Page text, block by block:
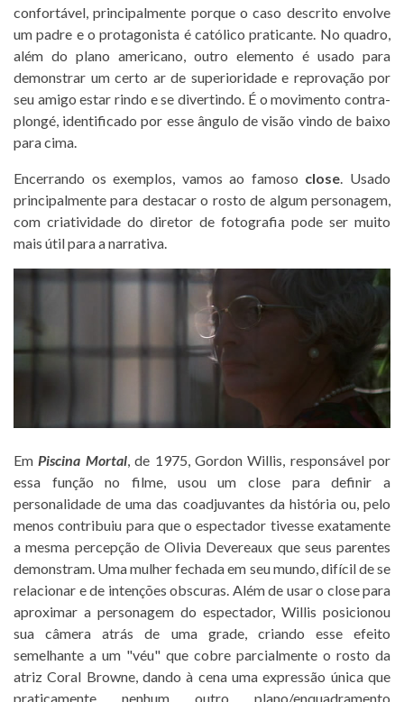
confortável, principalmente porque o caso descrito envolve
um padre e o protagonista é católico praticante. No quadro,
além do plano americano, outro elemento é usado para
demonstrar um certo ar de superioridade e reprovação por
seu amigo estar rindo e se divertindo. É o movimento contra-
plongé, identificado por esse ângulo de visão vindo de baixo
para cima.
Encerrando os exemplos, vamos ao famoso close. Usado
principalmente para destacar o rosto de algum personagem,
com criatividade do diretor de fotografia pode ser muito
mais útil para a narrativa.
EmPiscina Mortal, de 1975, Gordon Willis, responsável por
essa função no filme, usou um close para definir a
personalidade de uma das coadjuvantes da história ou, pelo
menos contribuiu para que o espectador tivesse exatamente
a mesma percepção de Olivia Devereaux que seus parentes
demonstram. Uma mulher fechada em seu mundo, difícil de se
relacionar e de intenções obscuras. Além de usar o close para
aproximar a personagem do espectador, Willis posicionou
sua câmera atrás de uma grade, criando esse efeito
semelhante a um "véu" que cobre parcialmente o rosto da
atriz Coral Browne, dando à cena uma expressão única que
praticamente nenhum outro plano/enquadramento